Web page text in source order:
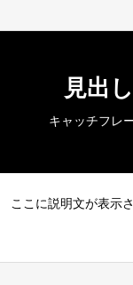
見出し
キャッチフレ
ここに説明文が表示